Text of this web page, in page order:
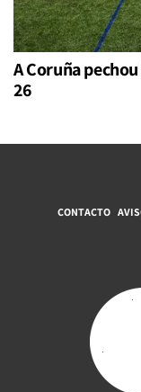
A Coruña
26
CONTACTO